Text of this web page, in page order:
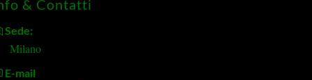
& Contatti
Sede:
Milano
E-mail